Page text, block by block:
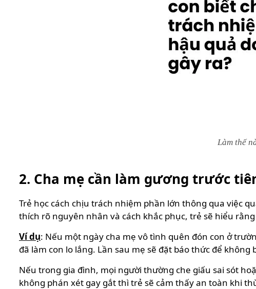
Làm thế
2. Cha mẹ cần làm gương trước
Trẻ học cách chịu trách nhiệm phần lớn thông qua việc
thích rõ nguyên nhân và cách khắc phục, trẻ sẽ hiểu
Ví dụ: Nếu một ngày cha mẹ vô tình quên đón con ở
đã làm con lo lắng. Lần sau mẹ sẽ đặt báo thức để
Nếu trong gia đình, mọi người thường che giấu sai sót
không phán xét gay gắt thì trẻ sẽ cảm thấy an toàn khi